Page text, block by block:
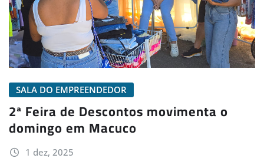
SALA DO EMPREENDEDOR
2ª Feira de Descontos movimenta o
domingo em Macuco
1 dez, 2025